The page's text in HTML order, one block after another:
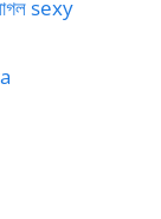
sexy